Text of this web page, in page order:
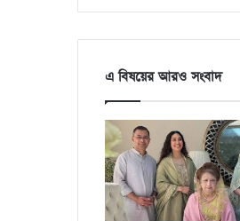
এ বিষয়ের আরও সংবাদ